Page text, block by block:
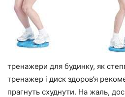
тренажери для будинку, як
тренажер і диск здоров’я
прагнуть схуднути. На жаль,